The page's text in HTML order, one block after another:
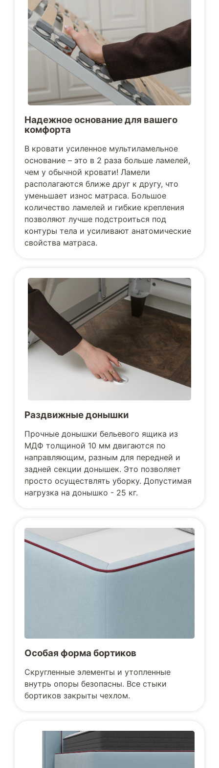
Надежное основание для вашего
комфорта
В кровати усиленное мультиламельное
основание – это в 2 раза больше ламелей,
чем у обычной кровати! Ламели
располагаются ближе друг к другу, что
уменьшает износ матраса. Большое
количество ламелей и гибкие крепления
позволяют лучше подстроиться под
контуры тела и усиливают анатомические
свойства матраса.
Раздвижные донышки
Прочные донышки бельевого ящика из
МДФ толщиной 10 мм двигаются по
направляющим, разным для передней и
задней секции донышек. Это позволяет
просто осуществлять уборку. Допустимая
нагрузка на донышко - 25 кг.
Особая форма бортиков
Скругленные элементы и утопленные
внутрь опоры безопасны. Все стыки
бортиков закрыты чехлом.